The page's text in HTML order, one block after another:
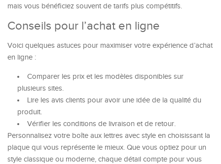
mais vous bénéficiez souvent de tarifs plus compétitifs.
Conseils pour l’achat en ligne
Voici quelques astuces pour maximiser votre expérience d’achat
en ligne :
Comparer les prix et les modèles disponibles sur
plusieurs sites.
Lire les avis clients pour avoir une idée de la qualité du
produit.
Vérifier les conditions de livraison et de retour.
Personnalisez votre boîte aux lettres avec style en choisissant la
plaque qui vous représente le mieux. Que vous optiez pour un
style classique ou moderne, chaque détail compte pour vous